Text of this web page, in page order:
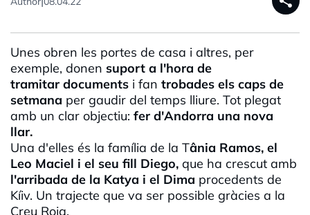
Unes obren les portes de casa i altres, per
exemple, donen suport a l'hora de
tramitar documents i fan trobades els caps de
setmana per gaudir del temps lliure. Tot plegat
amb un clar objectiu: fer d'Andorra una nova
llar.
Una d'elles és la família de la Tânia Ramos, el
Leo Maciel i el seu fill Diego, que ha crescut amb
l'arribada de la Katya i el Dima procedents de
Kíiv. Un trajecte que va ser possible gràcies a la
Creu Roja.